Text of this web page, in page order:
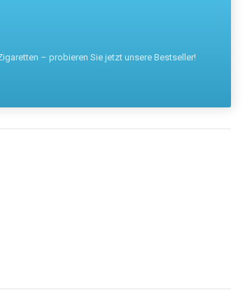
– probieren Sie jetzt unsere Bestseller!